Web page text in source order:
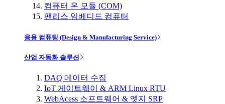
컴퓨터 온 모듈 (COM)
팬리스 임베디드 컴퓨터
응용 컴퓨팅 (Design & Manufacturing Service)
산업 자동화 솔루션
DAQ 데이터 수집
IoT 게이트웨이 & ARM Linux RTU
WebAcess 소프트웨어 & 엣지 SRP